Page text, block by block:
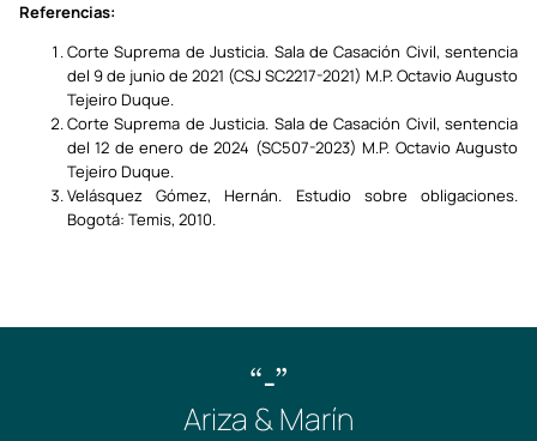
Referencias:
Corte Suprema de Justicia. Sala de Casación Civil, sentencia
del 9 de junio de 2021 (CSJ SC2217-2021) M.P. Octavio Augusto
Tejeiro Duque.
Corte Suprema de Justicia. Sala de Casación Civil, sentencia
del 12 de enero de 2024 (SC507-2023) M.P. Octavio Augusto
Tejeiro Duque.
Velásquez Gómez, Hernán. Estudio sobre obligaciones.
Bogotá: Temis, 2010.
“-”
Ariza & Marín